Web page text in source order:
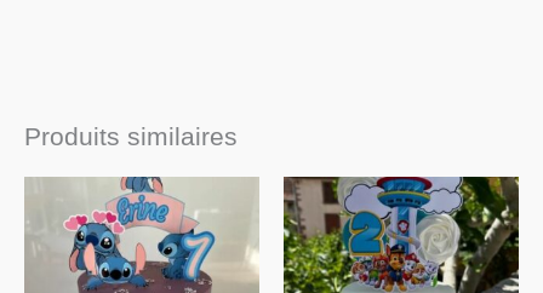
Produits similaires
Plage
de
prix :
€14.90
à
€17.90
Plage
de
prix :
€14.90
à
€17.90